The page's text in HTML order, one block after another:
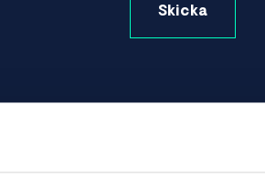
Skicka